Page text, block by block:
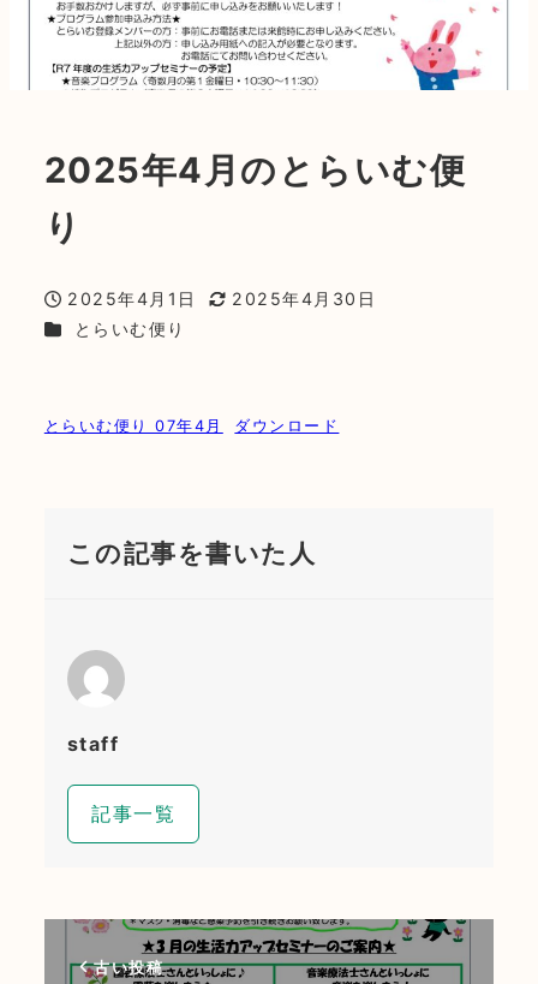
2025年4月のとらいむ便
り
投稿日
2025年4月1日
更新日
2025年4月30日
カテゴリー
とらいむ便り
とらいむ便り 07年4月 ダウンロード
この記事を書いた人
staff
記事一覧
古い投稿